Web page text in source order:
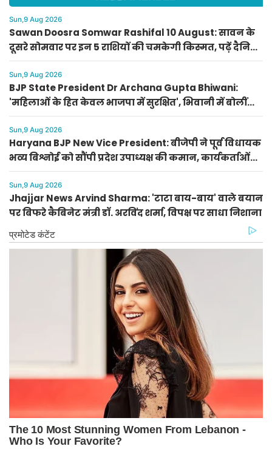
Sun,9 Aug 2026
Sawan Doosra Somwar Rashifal 10 August: सावन के
दूसरे सोमवार पर इन 5 राशियों की चमकेगी किस्मत, पढ़ें दैनिक
राशिफल
Sun,9 Aug 2026
BJP State President Dr Archana Gupta Bhiwani:
'महिलाओं के हित केवल भाजपा में सुरक्षित', भिवानी में बोलीं
भाजपा प्रदेशाध्यक्ष डॉ. अर्चना गुप्ता
Sun,9 Aug 2026
Haryana BJP New Vice President: बीजेपी ने पूर्व विधायक
भव्य बिश्नोई को सौंपी प्रदेश उपाध्यक्ष की कमान, कार्यकर्ताओं
का जताया आभार
Sun,9 Aug 2026
Jhajjar News Arvind Sharma: 'टाटा बाय-बाय' वाले बयान
पर बिफरे कैबिनेट मंत्री डॉ. अरविंद शर्मा, विपक्ष पर साधा निशाना